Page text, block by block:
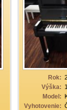
Rok:
Výška:
Model:
Vyhotovenie: